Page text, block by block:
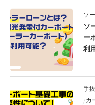
ソ
ソ
ー
利
手
カ